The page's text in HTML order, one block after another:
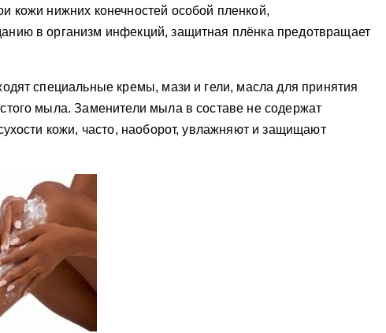
кожи нижних конечностей особой пленкой,
в организм инфекций, защитная плёнка предотвращает
специальные кремы, мази и гели, масла для принятия
мыла. Заменители мыла в составе не содержат
кожи, часто, наоборот, увлажняют и защищают